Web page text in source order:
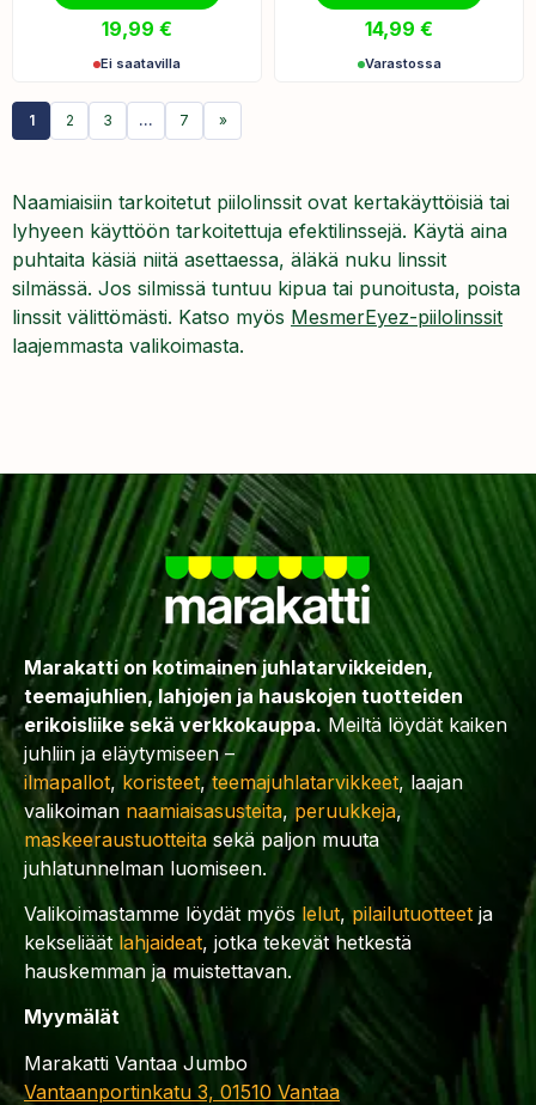
19,99 €
Ei saatavilla
14,99 €
Varastossa
1 2 3 … 7 »
Naamiaisiin tarkoitetut piilolinssit ovat kertakäyttöisiä tai
lyhyeen käyttöön tarkoitettuja efektilinssejä. Käytä aina
puhtaita käsiä niitä asettaessa, äläkä nuku linssit
silmässä. Jos silmissä tuntuu kipua tai punoitusta, poista
linssit välittömästi. Katso myös MesmerEyez-piilolinssit
laajemmasta valikoimasta.
Marakatti on kotimainen juhlatarvikkeiden,
teemajuhlien, lahjojen ja hauskojen tuotteiden
erikoisliike sekä verkkokauppa. Meiltä löydät kaiken
juhliin ja eläytymiseen –
ilmapallot, koristeet,teemajuhlatarvikkeet, laajan
valikoiman naamiaisasusteita, peruukkeja,
maskeeraustuotteita sekä paljon muuta
juhlatunnelman luomiseen.
Valikoimastamme löydät myös lelut,pilailutuotteet ja
kekseliäät lahjaideat, jotka tekevät hetkestä
hauskemman ja muistettavan.
Myymälät
Marakatti Vantaa Jumbo
Vantaanportinkatu 3, 01510 Vantaa